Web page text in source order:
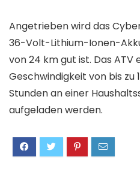
Angetrieben wird das
36-Volt-Lithium-Ionen-
von 24 km gut ist. Das ATV
Geschwindigkeit von bis zu
Stunden an einer
aufgeladen werden.